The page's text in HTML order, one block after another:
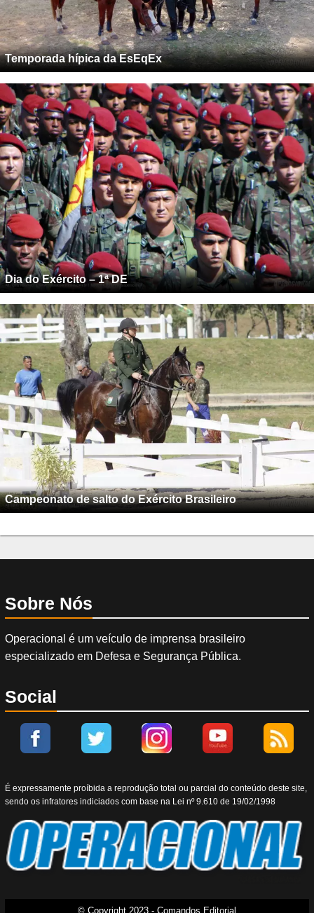
Temporada hípica da EsEqEx
Dia do Exército – 1ª DE
Campeonato de salto do Exército Brasileiro
Sobre Nós
Operacional é um veículo de imprensa brasileiro
especializado em Defesa e Segurança Pública.
Social
É expressamente proíbida a reprodução total ou parcial do conteúdo deste site,
sendo os infratores indiciados com base na Lei nº 9.610 de 19/02/1998
© Copyright 2023 - Comandos Editorial